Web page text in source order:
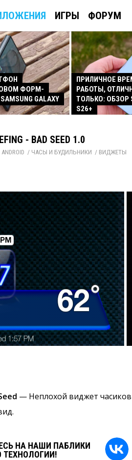
ИГРЫ ФОРУМ
ФОРМ-
GALAXY
ПРИЛИЧНОЕ
РАБОТЫ,
ТОЛЬКО: ОБЗОР
S26+
- BAD SEED 1.0
ANDROID / ЧАСЫ И БУДИЛЬНИКИ / ВИДЖЕТЫ
— Неплохой виджет
НА НАШИ ПАБЛИКИ
ТЕХНОЛОГИИ!